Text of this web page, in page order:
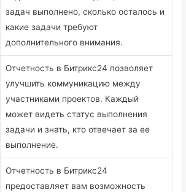
задач выполнено, сколько осталось и
какие задачи требуют
дополнительного внимания.
Отчетность в Битрикс24 позволяет
улучшить коммуникацию между
участниками проектов. Каждый
может видеть статус выполнения
задачи и знать, кто отвечает за ее
выполнение.
Отчетность в Битрикс24
предоставляет вам возможность